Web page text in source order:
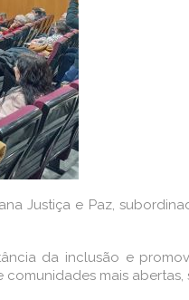
Justiça e Paz,
da inclusão e
mais abertas,